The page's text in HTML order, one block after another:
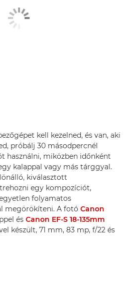
kell kezelned, és van, aki
próbálj 30 másodpercnél
használni, miközben időnként
kalappal vagy más tárggyal.
kiválasztott
egy kompozíciót,
folyamatos
megörökíteni. A fotó Canon
és Canon EF-S 18-135mm
készült, 71 mm, 83 mp, f/22 és